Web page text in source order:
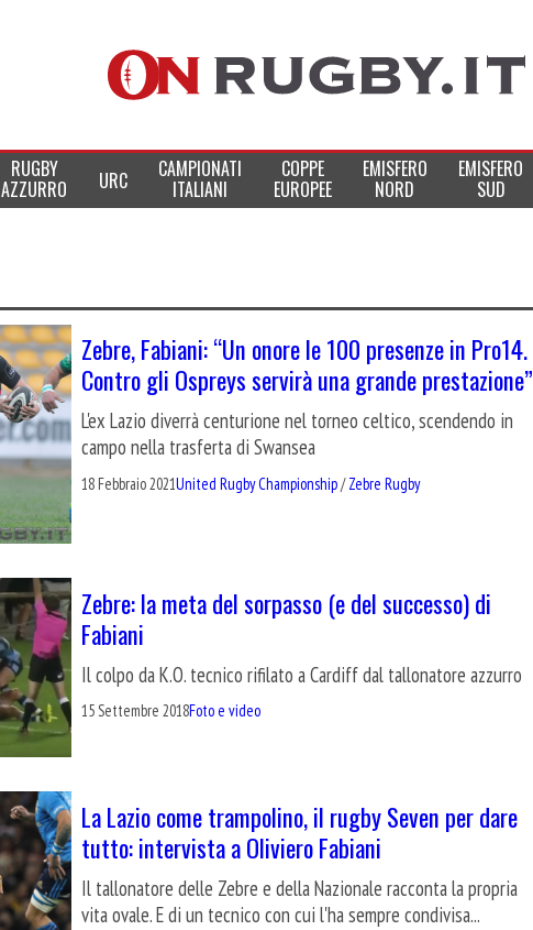
RUGBY
AZZURRO URC CAMPIONATI
ITALIANI
COPPE
EUROPEE
EMISFERO
NORD
EMISFERO
SUD
Zebre, Fabiani: “Un onore le 100 presenze in Pro14.
Contro gli Ospreys servirà una grande prestazione”
L'ex Lazio diverrà centurione nel torneo celtico, scendendo in
campo nella trasferta di Swansea
18 Febbraio 2021United Rugby Championship/Zebre Rugby
Zebre: la meta del sorpasso (e del successo) di
Fabiani
Il colpo da K.O. tecnico rifilato a Cardiff dal tallonatore azzurro
15 Settembre 2018Foto e video
La Lazio come trampolino, il rugby Seven per dare
tutto: intervista a Oliviero Fabiani
Il tallonatore delle Zebre e della Nazionale racconta la propria
vita ovale. E di un tecnico con cui l'ha sempre condivisa...